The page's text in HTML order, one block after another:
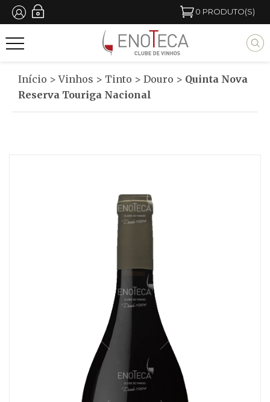
principal
0 PRODUTO(S)
M
Início >Vinhos > Tinto > Douro > Quinta Nova
Reserva Touriga Nacional